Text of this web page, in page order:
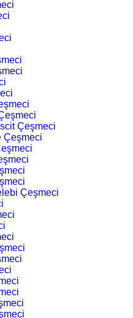
Çeşmeci
Çeşmeci
Çeşmeci